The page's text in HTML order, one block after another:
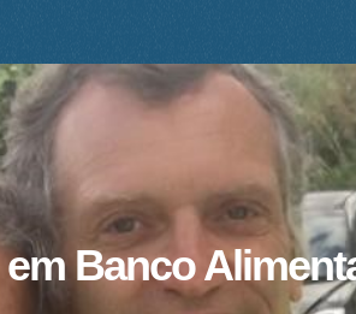
Banco